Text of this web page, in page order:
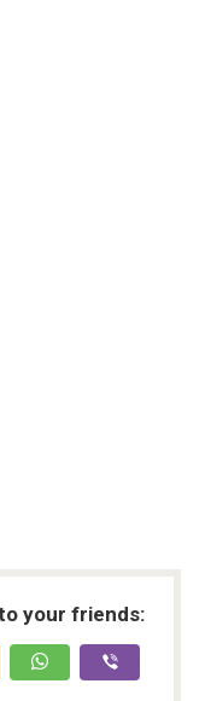
your friends: